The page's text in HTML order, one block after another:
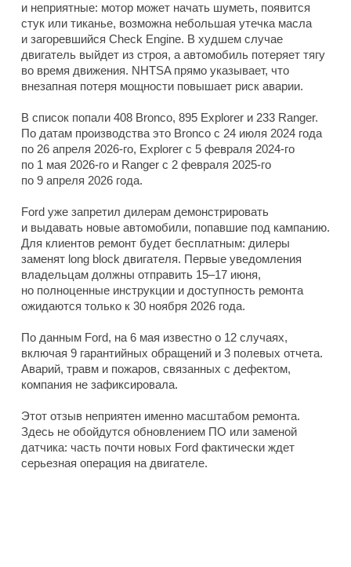
и неприятные: мотор может начать шуметь, появится
стук или тиканье, возможна небольшая утечка масла
и загоревшийся Check Engine. В худшем случае
двигатель выйдет из строя, а автомобиль потеряет тягу
во время движения. NHTSA прямо указывает, что
внезапная потеря мощности повышает риск аварии.
В список попали 408 Bronco, 895 Explorer и 233 Ranger.
По датам производства это Bronco с 24 июля 2024 года
по 26 апреля 2026-го, Explorer с 5 февраля 2024-го
по 1 мая 2026-го и Ranger с 2 февраля 2025-го
по 9 апреля 2026 года.
Ford уже запретил дилерам демонстрировать
и выдавать новые автомобили, попавшие под кампанию.
Для клиентов ремонт будет бесплатным: дилеры
заменят long block двигателя. Первые уведомления
владельцам должны отправить 15–17 июня,
но полноценные инструкции и доступность ремонта
ожидаются только к 30 ноября 2026 года.
По данным Ford, на 6 мая известно о 12 случаях,
включая 9 гарантийных обращений и 3 полевых отчета.
Аварий, травм и пожаров, связанных с дефектом,
компания не зафиксировала.
Этот отзыв неприятен именно масштабом ремонта.
Здесь не обойдутся обновлением ПО или заменой
датчика: часть почти новых Ford фактически ждет
серьезная операция на двигателе.